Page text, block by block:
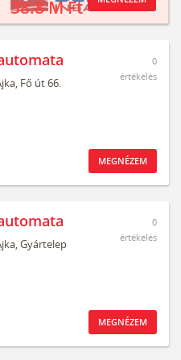
38.8 M Ft
Fő út 66.
0
értékelés
MEGNÉZEM
Gyártelep
0
értékelés
MEGNÉZEM